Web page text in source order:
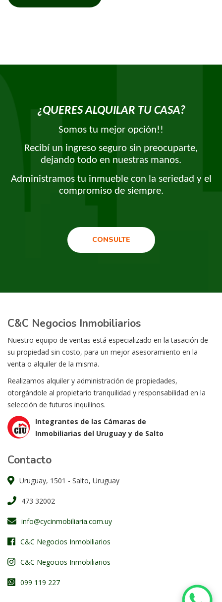
¿QUERES ALQUILAR TU CASA?
Somos tu mejor opción!!
Recibí un ingreso seguro sin preocuparte,
dejando todo en nuestras manos.
Administramos tu inmueble con la seriedad y el
compromiso de siempre.
CONSULTE
C&C Negocios Inmobiliarios
Nuestro equipo de ventas está especializado en la tasación de
su propiedad sin costo, para un mejor asesoramiento en la
venta o alquiler de la misma.
Realizamos alquiler y administración de propiedades,
otorgándole al propietario tranquilidad y responsabilidad en la
selección de futuros inquilinos.
Integrantes de las Cámaras de
Inmobiliarias del Uruguay y de Salto
Contacto
Uruguay, 1501 - Salto, Uruguay
473 32002
info@cycinmobiliaria.com.uy
C&C Negocios Inmobiliarios
C&C Negocios Inmobiliarios
099 119 227